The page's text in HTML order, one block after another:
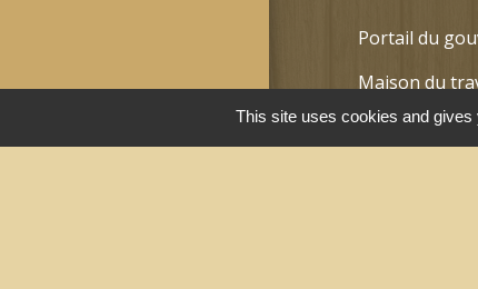
Portail du
Maison du
Narbonne)
Région
This site uses cookies and